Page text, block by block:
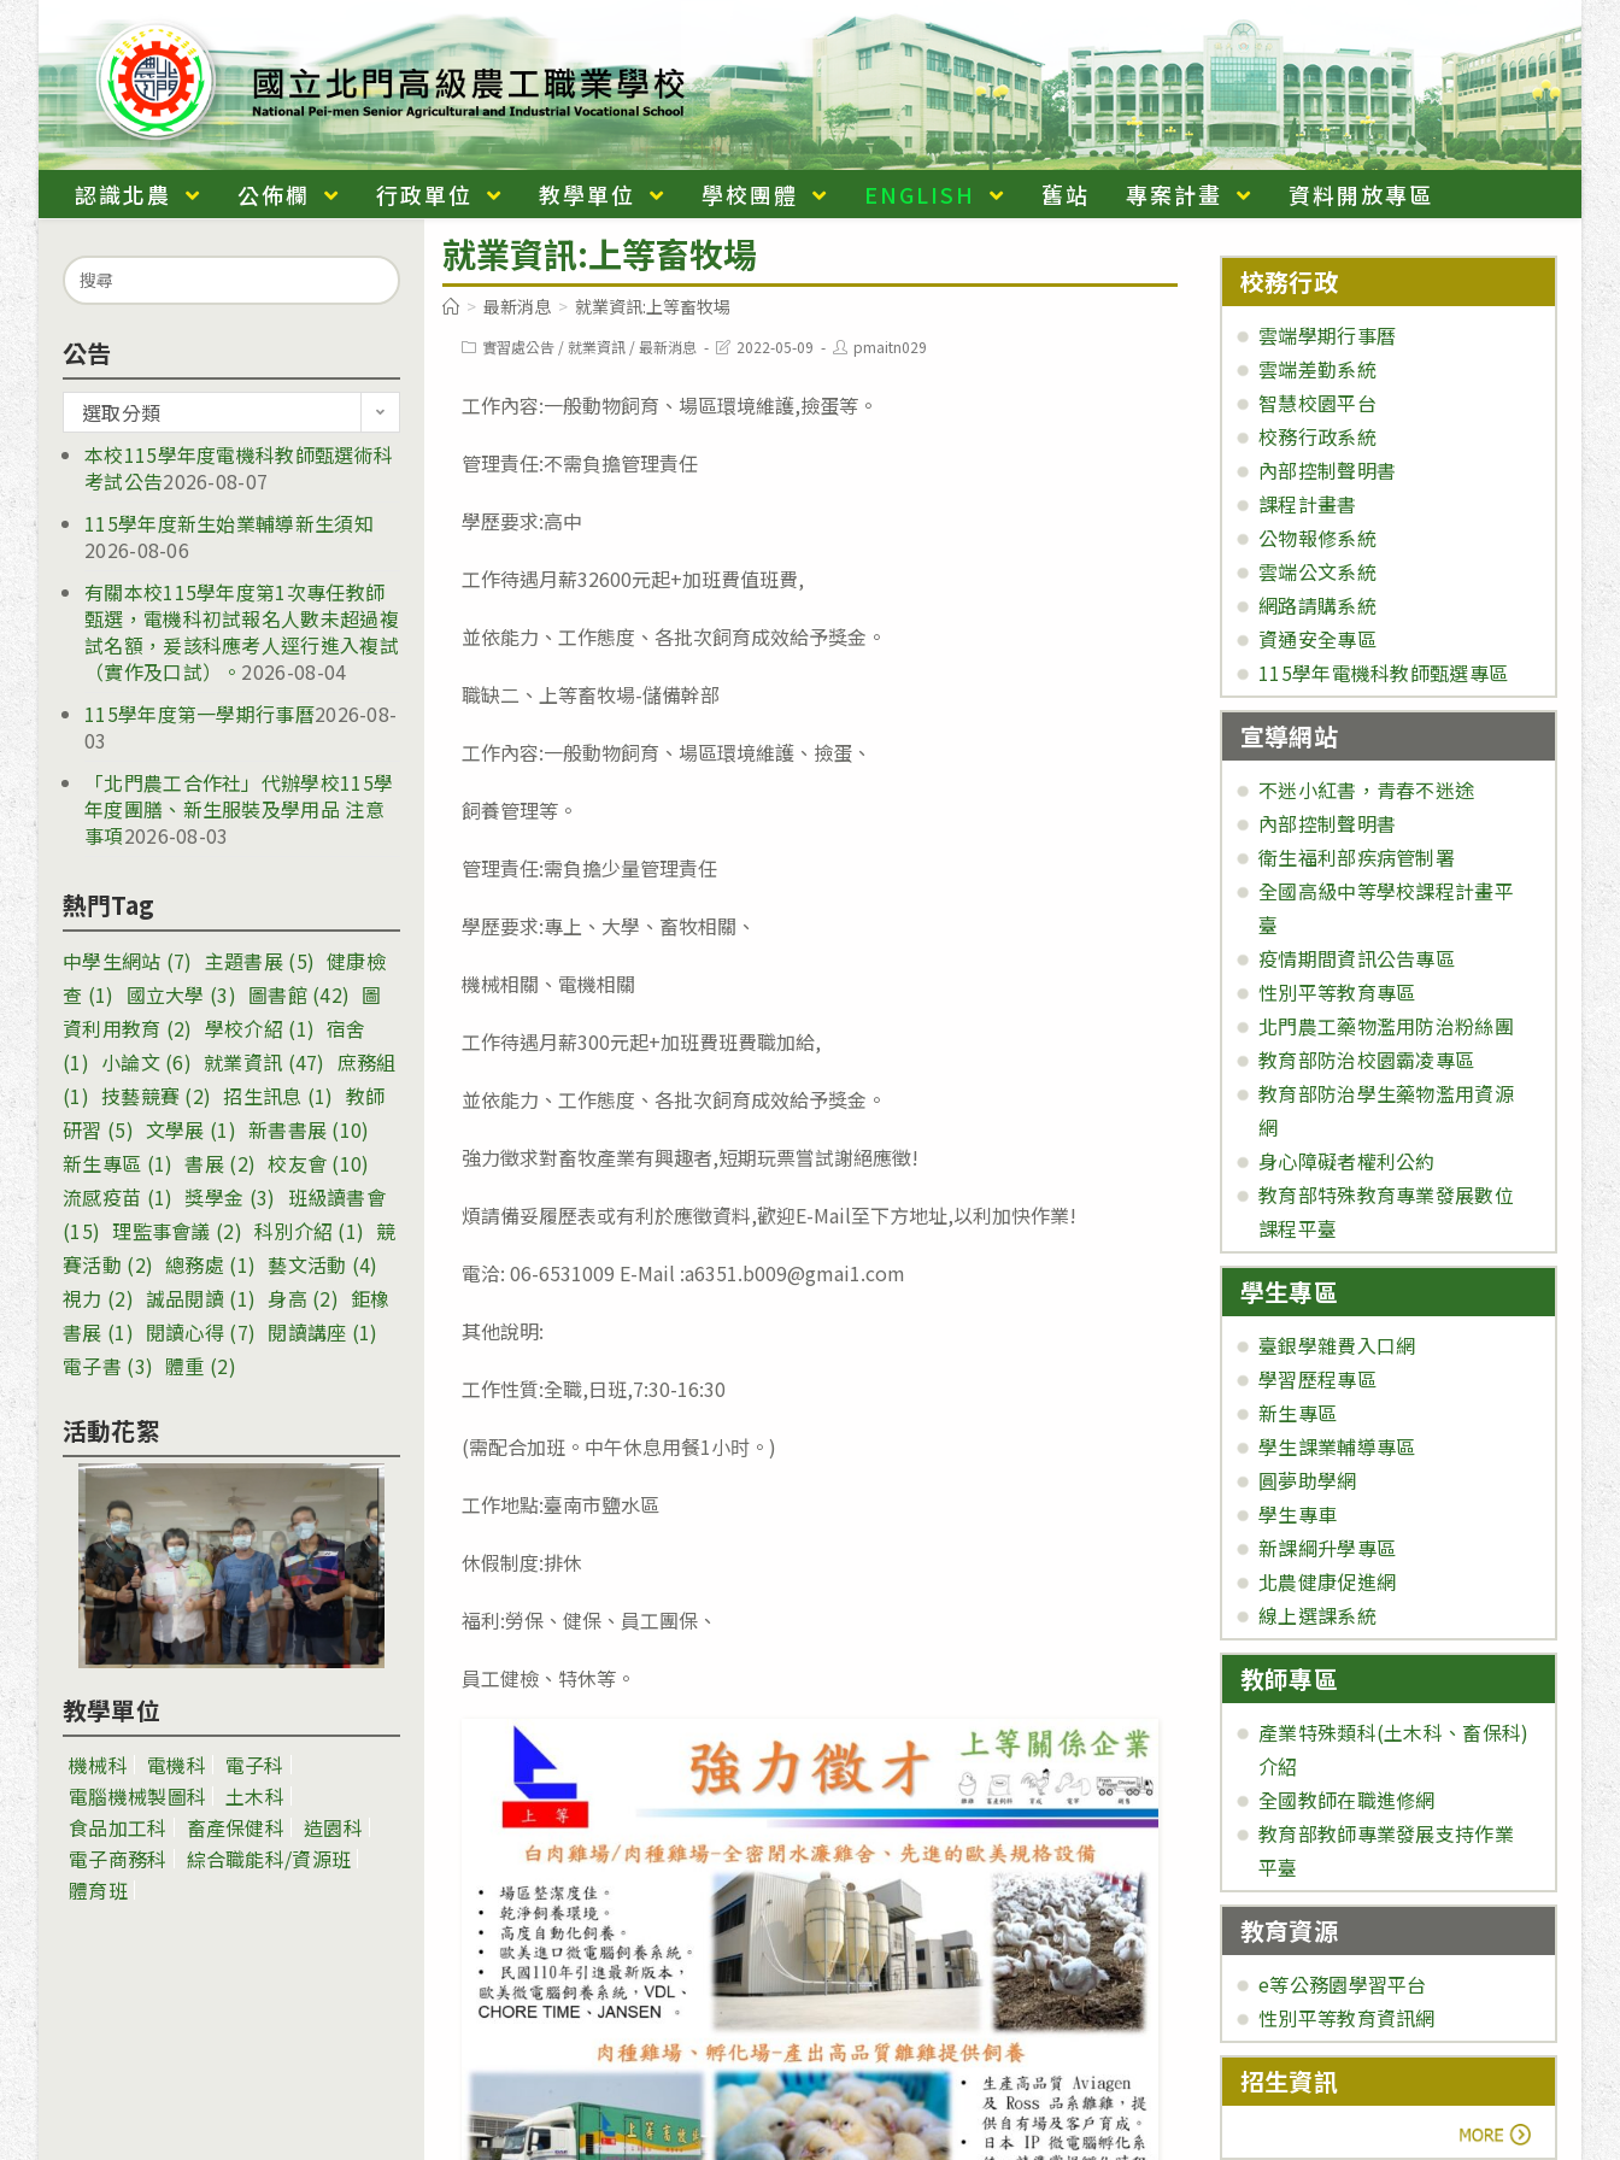
跳
主
要
內
容
認識北農 公佈欄 行政單位 教學單位 學校團體 ENGLISH 舊站 專案計畫 資料開放專區
就業資訊:上等畜牧場
> 最新消息 > 就業資訊:上等畜牧場
Post實習處公告 /就業資訊 /最新消息
Post2022-05-09
Post
author:
pmaitn029
工作內容:一般動物飼育、場區環境維護,撿蛋等。
管理責任:不需負擔管理責任
學歷要求:高中
工作待遇月薪32600元起+加班費值班費,
並依能力、工作態度、各批次飼育成效給予獎金。
職缺二、上等畜牧場-儲備幹部
工作內容:一般動物飼育、場區環境維護、撿蛋、
飼養管理等。
管理責任:需負擔少量管理責任
學歷要求:專上、大學、畜牧相關、
機械相關、電機相關
工作待遇月薪300元起+加班費班費職加給,
並依能力、工作態度、各批次飼育成效給予獎金。
強力徵求對畜牧產業有興趣者,短期玩票嘗試謝絕應徵!
煩請備妥履歷表或有利於應徵資料,歡迎E-Mail至下方地址,以利加快作業!
電洽: 06-6531009 E-Mail :a6351.b009@gmai1.com
其他說明:
工作性質:全職,日班,7:30-16:30
(需配合加班。中午休息用餐1小时。)
工作地點:臺南市鹽水區
休假制度:排休
福利:勞保、健保、員工團保、
員工健檢、特休等。
Search
for:
公告
告
選取分類
本校115學年度電機科教師甄選術科
考試公告2026-08-07
115學年度新生始業輔導新生須知
2026-08-06
有關本校115學年度第1次專任教師
甄選，電機科初試報名人數未超過複
試名額，爰該科應考人逕行進入複試
（實作及口試）。 2026-08-04
115學年度第一學期行事曆2026-08-
03
「北門農工合作社」代辦學校115學
年度團膳、新生服裝及學用品 注意
事項2026-08-03
熱門Tag
中學生網站 (7) 主題書展(5) 健康檢
查 (1) 國立大學 (3) 圖書館(42) 圖
資利用教育 (2) 學校介紹 (1) 宿舍
(1) 小論文(6) 就業資訊 (47) 庶務組
(1) 技藝競賽 (2) 招生訊息 (1) 教師
研習 (5) 文學展 (1) 新書書展 (10)
新生專區 (1) 書展 (2) 校友會 (10)
流感疫苗 (1) 獎學金 (3) 班級讀書會
(15) 理監事會議 (2) 科別介紹 (1) 競
賽活動 (2) 總務處 (1) 藝文活動 (4)
視力 (2) 誠品閱讀 (1) 身高 (2) 鉅橡
書展 (1) 閱讀心得 (7) 閱讀講座 (1)
電子書 (3) 體重 (2)
活動花絮
教學單位
機械科 電機科
電子科
電腦機械製圖科
土木科
食品加工科
畜產保健科
造園科
電子商務科
綜合職能科/資源班
體育班
校務行政
雲端學期行事曆
雲端差勤系統
智慧校園平台
校務行政系統
內部控制聲明書
課程計畫書
公物報修系統
雲端公文系統
網路請購系統
資通安全專區
115學年電機科教師甄選專區
宣導網站
不迷小紅書，青春不迷途
內部控制聲明書
衛生福利部疾病管制署
全國高級中等學校課程計畫平
臺
疫情期間資訊公告專區
性別平等教育專區
北門農工藥物濫用防治粉絲團
教育部防治校園霸凌專區
教育部防治學生藥物濫用資源
網
身心障礙者權利公約
教育部特殊教育專業發展數位
課程平臺
學生專區
臺銀學雜費入口網
學習歷程專區
新生專區
學生課業輔導專區
圓夢助學網
學生專車
新課綱升學專區
北農健康促進網
線上選課系統
教師專區
產業特殊類科(土木科、畜保科)
介紹
全國教師在職進修網
教育部教師專業發展支持作業
平臺
教育資源
e等公務園學習平台
性別平等教育資訊網
招生資訊